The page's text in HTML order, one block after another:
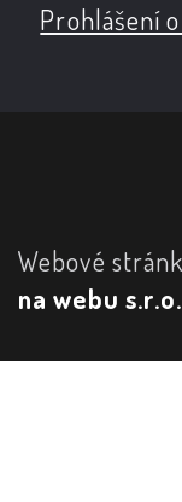
Prohlášení
Webové
na webu s.r.o.